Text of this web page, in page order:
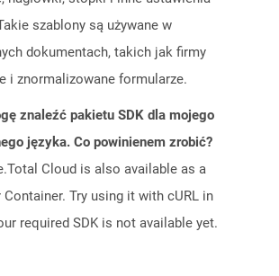
szablony są używane w
dokumentach, takich jak firmy
i znormalizowane formularze.
znaleźć pakietu SDK dla mojego
języka. Co powinienem zrobić?
Cloud is also available as a
Container. Try using it with cURL in
required SDK is not available yet.